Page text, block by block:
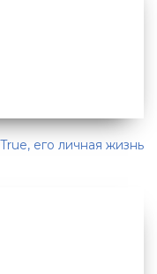
его личная жизнь